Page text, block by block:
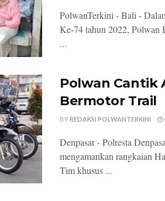
PolwanTerkini - Bali -
Ke-74 tahun 2022, Polwan
...
Polwan Cantik
Bermotor Trail
BYREDAKSI POLWANTERKINI
Denpasar - Polresta
mengamankan rangkaian
Tim khusus ...